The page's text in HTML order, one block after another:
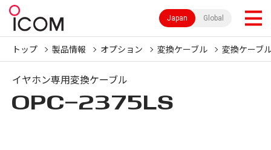
Japan Global
トップ 製品情報 オプション 変換ケーブル 変換ケーブ
イヤホン専用変換ケーブル
OPC-2375LS